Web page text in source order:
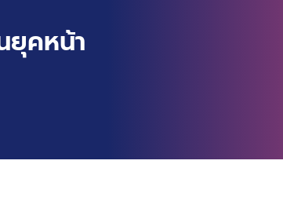
ยุคหน้า